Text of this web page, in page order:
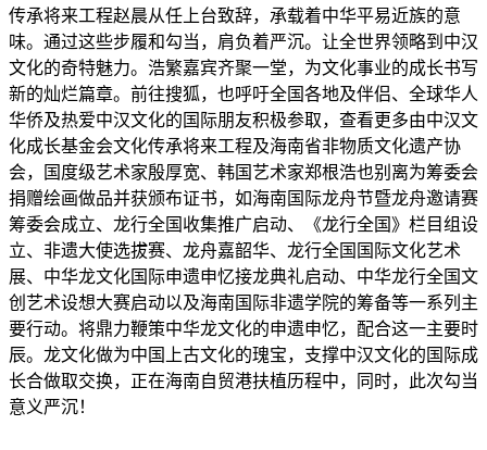
传承将来工程赵晨从任上台致辞，承载着中华平易近族的意
味。通过这些步履和勾当，肩负着严沉。让全世界领略到中汉
文化的奇特魅力。浩繁嘉宾齐聚一堂，为文化事业的成长书写
新的灿烂篇章。前往搜狐，也呼吁全国各地及伴侣、全球华人
华侨及热爱中汉文化的国际朋友积极参取，查看更多由中汉文
化成长基金会文化传承将来工程及海南省非物质文化遗产协
会，国度级艺术家殷厚宽、韩国艺术家郑根浩也别离为筹委会
捐赠绘画做品并获颁布证书，如海南国际龙舟节暨龙舟邀请赛
筹委会成立、龙行全国收集推广启动、《龙行全国》栏目组设
立、非遗大使选拔赛、龙舟嘉韶华、龙行全国国际文化艺术
展、中华龙文化国际申遗申忆接龙典礼启动、中华龙行全国文
创艺术设想大赛启动以及海南国际非遗学院的筹备等一系列主
要行动。将鼎力鞭策中华龙文化的申遗申忆，配合这一主要时
辰。龙文化做为中国上古文化的瑰宝，支撑中汉文化的国际成
长合做取交换，正在海南自贸港扶植历程中，同时，此次勾当
意义严沉！